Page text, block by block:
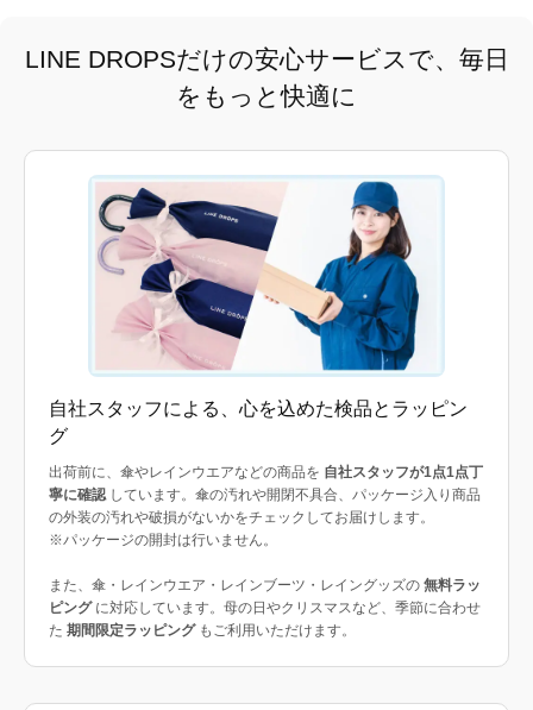
LINE DROPSだけの安心サービスで、毎日
をもっと快適に
自社スタッフによる、心を込めた検品とラッピン
グ
出荷前に、傘やレインウエアなどの商品を 自社スタッフが1点1点丁
寧に確認しています。傘の汚れや開閉不具合、パッケージ入り商品
の外装の汚れや破損がないかをチェックしてお届けします。
※パッケージの開封は行いません。
また、傘・レインウエア・レインブーツ・レイングッズの 無料ラッ
ピングに対応しています。母の日やクリスマスなど、季節に合わせ
た 期間限定ラッピングもご利用いただけます。